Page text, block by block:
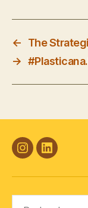
←
The
→
#Plasticana
Linkedin